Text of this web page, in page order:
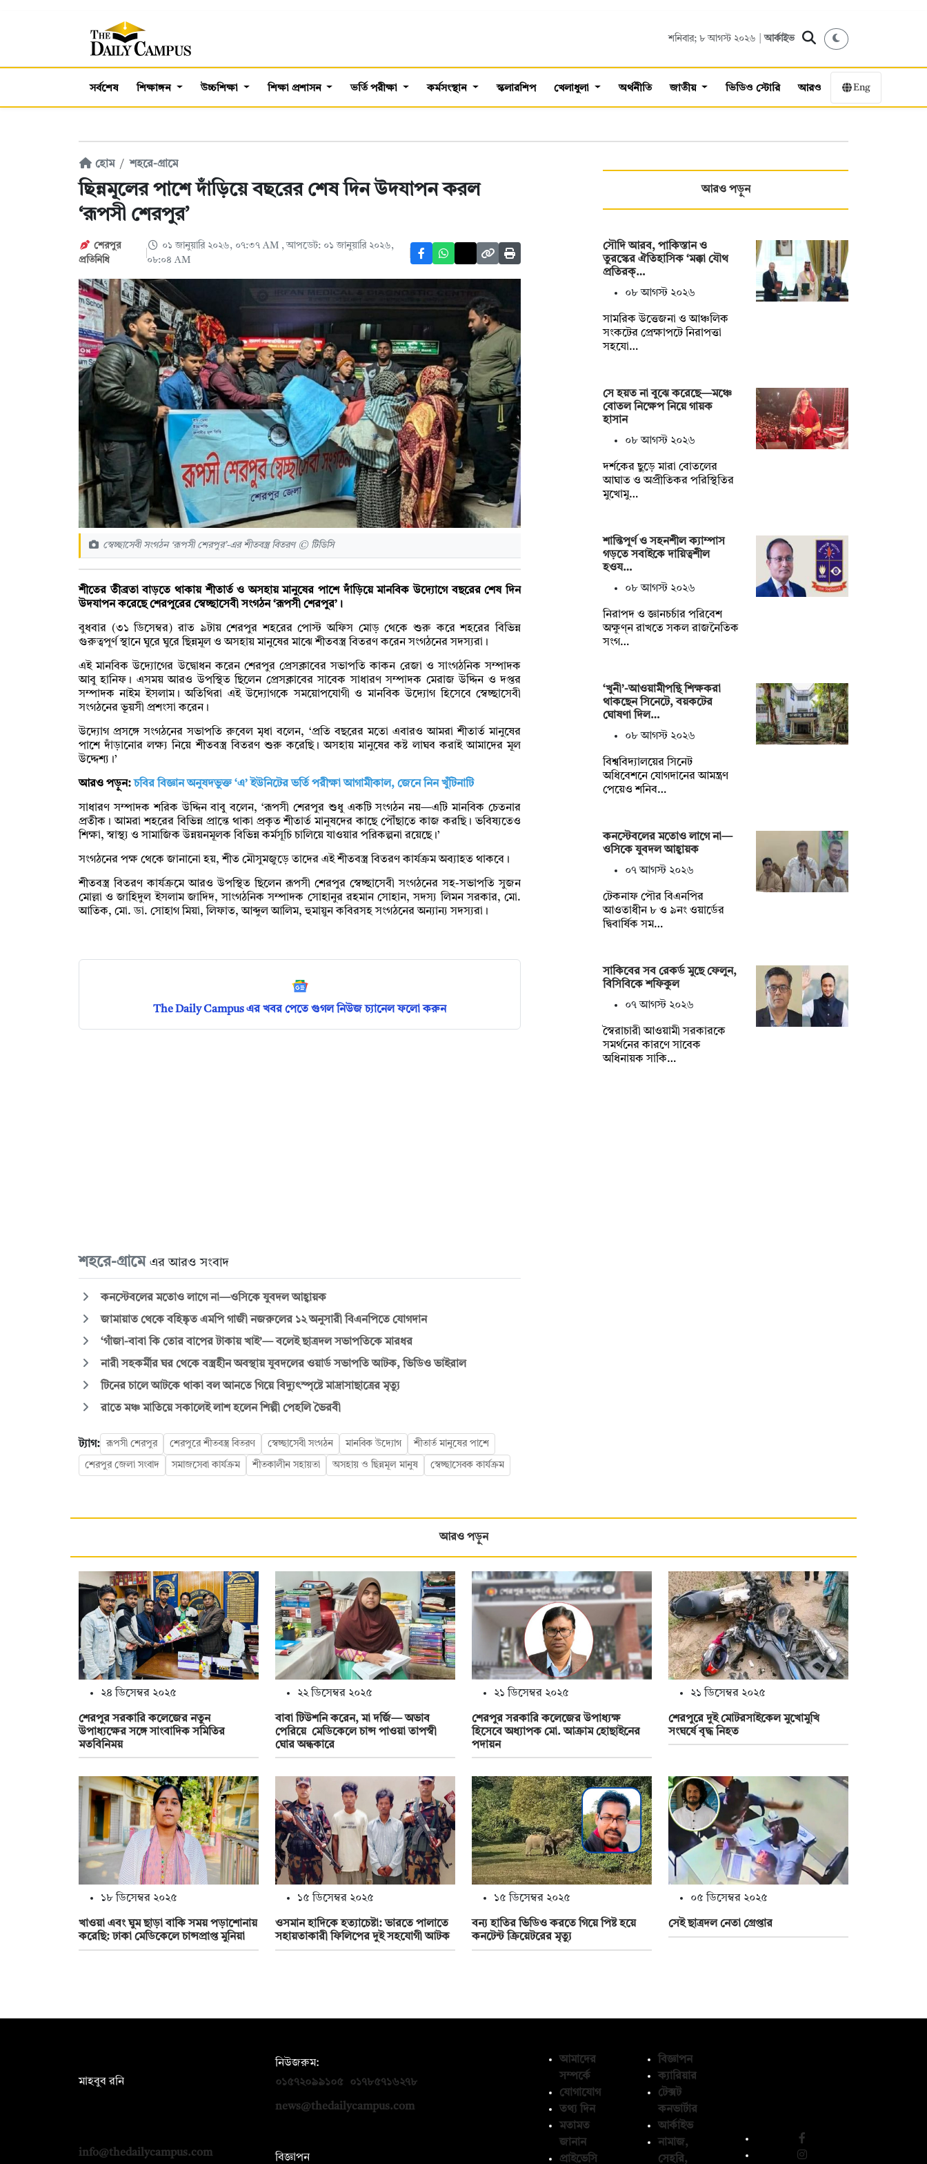
শনিবার; ৮ আগস্ট ২০২৬ |আর্কাইভ
সর্বশেষ শিক্ষাঙ্গন উচ্চশিক্ষা শিক্ষা প্রশাসন ভর্তি পরীক্ষা কর্মসংস্থান স্কলারশিপ খেলাধুলা অর্থনীতি জাতীয় ভিডিও স্টোরি আরও Eng
হোম শহরে-গ্রামে
ছিন্নমূলের পাশে দাঁড়িয়ে বছরের শেষ দিন উদযাপন করল
‘রূপসী শেরপুর’
শেরপুর
প্রতিনিধি
০১ জানুয়ারি ২০২৬, ০৭:৩৭ AM , আপডেট: ০১ জানুয়ারি ২০২৬,
০৮:০৪ AM
স্বেচ্ছাসেবী সংগঠন ‘রূপসী শেরপুর’-এর শীতবস্ত্র বিতরণ © টিডিসি
শীতের তীব্রতা বাড়তে থাকায় শীতার্ত ও অসহায় মানুষের পাশে দাঁড়িয়ে মানবিক উদ্যোগে বছরের শেষ দিন
উদযাপন করেছে শেরপুরের স্বেচ্ছাসেবী সংগঠন ‘রূপসী শেরপুর’।
বুধবার (৩১ ডিসেম্বর) রাত ৯টায় শেরপুর শহরের পোস্ট অফিস মোড় থেকে শুরু করে শহরের বিভিন্ন
গুরুত্বপূর্ণ স্থানে ঘুরে ঘুরে ছিন্নমূল ও অসহায় মানুষের মাঝে শীতবস্ত্র বিতরণ করেন সংগঠনের সদস্যরা।
এই মানবিক উদ্যোগের উদ্বোধন করেন শেরপুর প্রেসক্লাবের সভাপতি কাকন রেজা ও সাংগঠনিক সম্পাদক
আবু হানিফ। এসময় আরও উপস্থিত ছিলেন প্রেসক্লাবের সাবেক সাধারণ সম্পাদক মেরাজ উদ্দিন ও দপ্তর
সম্পাদক নাইম ইসলাম। অতিথিরা এই উদ্যোগকে সময়োপযোগী ও মানবিক উদ্যোগ হিসেবে স্বেচ্ছাসেবী
সংগঠনের ভূয়সী প্রশংসা করেন।
উদ্যোগ প্রসঙ্গে সংগঠনের সভাপতি রুবেল মৃধা বলেন, ‘প্রতি বছরের মতো এবারও আমরা শীতার্ত মানুষের
পাশে দাঁড়ানোর লক্ষ্য নিয়ে শীতবস্ত্র বিতরণ শুরু করেছি। অসহায় মানুষের কষ্ট লাঘব করাই আমাদের মূল
উদ্দেশ্য।’
আরও পড়ুন:চবির বিজ্ঞান অনুষদভুক্ত ‘এ’ ইউনিটের ভর্তি পরীক্ষা আগামীকাল, জেনে নিন খুঁটিনাটি
সাধারণ সম্পাদক শরিক উদ্দিন বাবু বলেন, ‘রূপসী শেরপুর শুধু একটি সংগঠন নয়—এটি মানবিক চেতনার
প্রতীক। আমরা শহরের বিভিন্ন প্রান্তে থাকা প্রকৃত শীতার্ত মানুষদের কাছে পৌঁছাতে কাজ করছি। ভবিষ্যতেও
শিক্ষা, স্বাস্থ্য ও সামাজিক উন্নয়নমূলক বিভিন্ন কর্মসূচি চালিয়ে যাওয়ার পরিকল্পনা রয়েছে।’
সংগঠনের পক্ষ থেকে জানানো হয়, শীত মৌসুমজুড়ে তাদের এই শীতবস্ত্র বিতরণ কার্যক্রম অব্যাহত থাকবে।
শীতবস্ত্র বিতরণ কার্যক্রমে আরও উপস্থিত ছিলেন রূপসী শেরপুর স্বেচ্ছাসেবী সংগঠনের সহ-সভাপতি সুজন
মোল্লা ও জাহিদুল ইসলাম জাদিদ, সাংগঠনিক সম্পাদক সোহানুর রহমান সোহান, সদস্য লিমন সরকার, মো.
আতিক, মো. ডা. সোহাগ মিয়া, লিফাত, আব্দুল আলিম, হুমায়ুন কবিরসহ সংগঠনের অন্যান্য সদস্যরা।
The Daily Campus এর খবর পেতে গুগল নিউজ চ্যানেল ফলো করুন
শহরে-গ্রামে এর আরও সংবাদ
কনস্টেবলের মতোও লাগে না—ওসিকে যুবদল আহ্বায়ক
জামায়াত থেকে বহিষ্কৃত এমপি গাজী নজরুলের ১২ অনুসারী বিএনপিতে যোগদান
‘গাঁজা-বাবা কি তোর বাপের টাকায় খাই’— বলেই ছাত্রদল সভাপতিকে মারধর
নারী সহকর্মীর ঘর থেকে বস্ত্রহীন অবস্থায় যুবদলের ওয়ার্ড সভাপতি আটক, ভিডিও ভাইরাল
টিনের চালে আটকে থাকা বল আনতে গিয়ে বিদ্যুৎস্পৃষ্টে মাদ্রাসাছাত্রের মৃত্যু
রাতে মঞ্চ মাতিয়ে সকালেই লাশ হলেন শিল্পী পেহলি ভৈরবী
ট্যাগ: রূপসী শেরপুর শেরপুরে শীতবস্ত্র বিতরণ স্বেচ্ছাসেবী সংগঠন মানবিক উদ্যোগ শীতার্ত মানুষের পাশে
শেরপুর জেলা সংবাদ সমাজসেবা কার্যক্রম শীতকালীন সহায়তা অসহায় ও ছিন্নমূল মানুষ স্বেচ্ছাসেবক কার্যক্রম
আরও পড়ুন
সৌদি আরব, পাকিস্তান ও
তুরস্কের ঐতিহাসিক ‘মক্কা যৌথ
প্রতিরক্…
০৮ আগস্ট ২০২৬
সামরিক উত্তেজনা ও আঞ্চলিক
সংকটের প্রেক্ষাপটে নিরাপত্তা
সহযো…
সে হয়ত না ‍বুঝে করেছে—মঞ্চে
বোতল নিক্ষেপ নিয়ে গায়ক
হাসান
০৮ আগস্ট ২০২৬
দর্শকের ছুড়ে মারা বোতলের
আঘাত ও অপ্রীতিকর পরিস্থিতির
মুখোমু…
শান্তিপূর্ণ ও সহনশীল ক্যাম্পাস
গড়তে সবাইকে দায়িত্বশীল
হওয…
০৮ আগস্ট ২০২৬
নিরাপদ ও জ্ঞানচর্চার পরিবেশ
অক্ষুণ্ন রাখতে সকল রাজনৈতিক
সংগ…
‘খুনী’-আওয়ামীপন্থি শিক্ষকরা
থাকছেন সিনেটে, বয়কটের
ঘোষণা দিল…
০৮ আগস্ট ২০২৬
বিশ্ববিদ্যালয়ের সিনেট
অধিবেশনে যোগদানের আমন্ত্রণ
পেয়েও শনিব…
কনস্টেবলের মতোও লাগে না—
ওসিকে যুবদল আহ্বায়ক
০৭ আগস্ট ২০২৬
টেকনাফ পৌর বিএনপির
আওতাধীন ৮ ও ৯নং ওয়ার্ডের
দ্বিবার্ষিক সম…
সাকিবের সব রেকর্ড মুছে ফেলুন,
বিসিবিকে শফিকুল
০৭ আগস্ট ২০২৬
স্বৈরাচারী আওয়ামী সরকারকে
সমর্থনের কারণে সাবেক
অধিনায়ক সাকি…
আরও পড়ুন
২৪ ডিসেম্বর ২০২৫
শেরপুর সরকারি কলেজের নতুন
উপাধ্যক্ষের সঙ্গে সাংবাদিক সমিতির
মতবিনিময়
২২ ডিসেম্বর ২০২৫
বাবা টিউশনি করেন, মা দর্জি— অভাব
পেরিয়ে মেডিকেলে চান্স পাওয়া তাপস্বী
ঘোর অন্ধকারে
২১ ডিসেম্বর ২০২৫
শেরপুর সরকারি কলেজের উপাধ্যক্ষ
হিসেবে অধ্যাপক মো. আক্রাম হোছাইনের
পদায়ন
২১ ডিসেম্বর ২০২৫
শেরপুরে দুই মোটরসাইকেল মুখোমুখি
সংঘর্ষে বৃদ্ধ নিহত
১৮ ডিসেম্বর ২০২৫
খাওয়া এবং ঘুম ছাড়া বাকি সময় পড়াশোনায়
করেছি: ঢাকা মেডিকেলে চান্সপ্রাপ্ত মুনিয়া
১৫ ডিসেম্বর ২০২৫
ওসমান হাদিকে হত্যাচেষ্টা: ভারতে পালাতে
সহায়তাকারী ফিলিপের দুই সহযোগী আটক
১৫ ডিসেম্বর ২০২৫
বন্য হাতির ভিডিও করতে গিয়ে পিষ্ট হয়ে
কনটেন্ট ক্রিয়েটরের মৃত্যু
০৫ ডিসেম্বর ২০২৫
সেই ছাত্রদল নেতা গ্রেপ্তার
মাহবুব রনি
info@thedailycampus.com
নিউজরুম:
০১৫৭২০৯৯১০৫
০১৭৮৫৭১৬২৭৮
news@thedailycampus.com
বিজ্ঞাপন
আমাদের
সম্পর্কে
যোগাযোগ
তথ্য দিন
মতামত
জানান
প্রাইভেসি
বিজ্ঞাপন
ক্যারিয়ার
টেক্সট
কনভার্টার
আর্কাইভ
নামাজ,
সেহরি,